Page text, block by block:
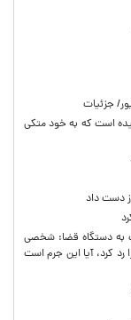
است که به خود متکی
به دستگاه قضا: شخصی
کرد، آیا این جرم است